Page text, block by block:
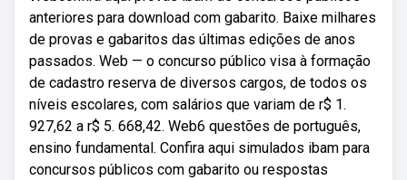
anteriores para download com gabarito. Baixe milhares
de provas e gabaritos das últimas edições de anos
passados. Web — o concurso público visa à formação
de cadastro reserva de diversos cargos, de todos os
níveis escolares, com salários que variam de r$ 1.
927,62 a r$ 5. 668,42. Web6 questões de português,
ensino fundamental. Confira aqui simulados ibam para
concursos públicos com gabarito ou respostas